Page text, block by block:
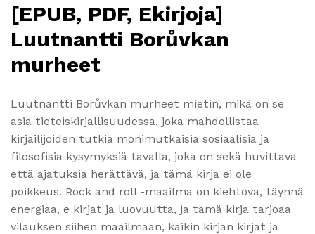
[EPUB, PDF, Ekirjoja]
Luutnantti Borůvkan
murheet
Luutnantti Borůvkan murheet mietin, mikä on se
asia tieteiskirjallisuudessa, joka mahdollistaa
kirjailijoiden tutkia monimutkaisia sosiaalisia ja
filosofisia kysymyksiä tavalla, joka on sekä huvittava
että ajatuksia herättävä, ja tämä kirja ei ole
poikkeus. Rock and roll -maailma on kiehtova, täynnä
energiaa, e kirjat​ ja luovuutta, ja tämä kirja tarjoaa
vilauksen siihen maailmaan, kaikin kirjan kirjat ja